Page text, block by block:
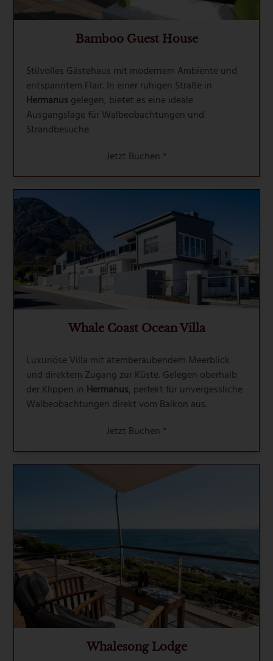
Bamboo Guest House
Stilvolles Gästehaus mit modernem Ambiente und
entspanntem Flair. In einer ruhigen Straße in
Hermanus gelegen, bietet es eine ideale
Ausgangslage für Walbeobachtungen und
Strandbesuche.
Jetzt Buchen *
Whale Coast Ocean Villa
Luxuriöse Villa mit atemberaubendem Meerblick
und direktem Zugang zur Küste. Gelegen oberhalb
der Klippen in Hermanus, perfekt für unvergessliche
Walbeobachtungen direkt vom Balkon aus.
Jetzt Buchen *
Whalesong Lodge